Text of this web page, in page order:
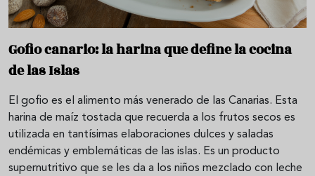
Gofio canario: la harina que define la cocina
de las Islas
El gofio es el alimento más venerado de las Canarias. Esta
harina de maíz tostada que recuerda a los frutos secos es
utilizada en tantísimas elaboraciones dulces y saladas
endémicas y emblemáticas de las islas. Es un producto
supernutritivo que se les da a los niños mezclado con leche